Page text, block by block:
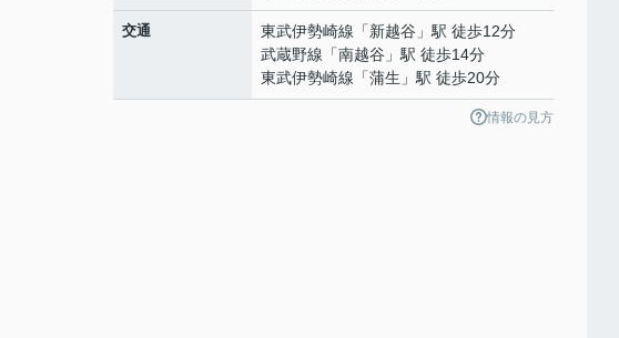
交通 東武伊勢崎線 「新越谷 」駅 徒歩12分
武蔵野線 「南越谷 」駅 徒歩14分
東武伊勢崎線 「蒲生 」駅 徒歩20分
情報の見方